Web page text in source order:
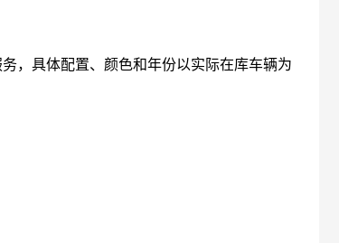
，具体配置、颜色和年份以实际在库车辆为